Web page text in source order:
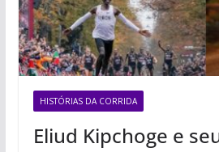
HISTÓRIAS DA CORRIDA
Eliud Kipchoge e